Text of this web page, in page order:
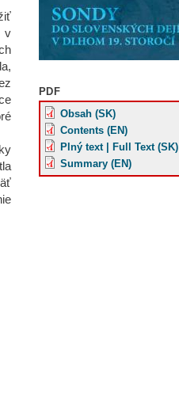
v
PDF
Obsah (SK)
Contents (EN)
Plný text | Full Text (SK)
Summary (EN)